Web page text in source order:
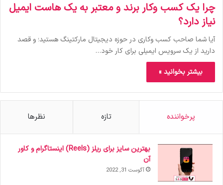
چرا یک کسب وکار برند و معتبر به یک هاست ایمیل
نیاز دارد؟
آیا شما صاحب کسب وکاری در حوزه دیجیتال مارکتینگ هستید؛ و قصد
دارید از یک سرویس ایمیلی برای کار خود…
بیشتر بخوانید »
پرخواننده تازه نظرها
بهترین سایز برای ریلز (Reels) اینستاگرام و کاور
آن
آگوست 31, 2022